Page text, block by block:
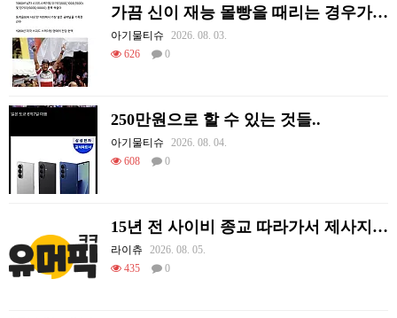
가끔 신이 재능 몰빵을 때리는 경우가 있음
아기물티슈
2026. 08. 03.
626
0
250만원으로 할 수 있는 것들..
아기물티슈
2026. 08. 04.
608
0
15년 전 사이비 종교 따라가서 제사지내고 온 썰.
라이츄
2026. 08. 05.
435
0